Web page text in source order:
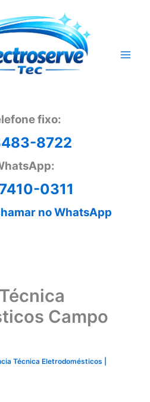
fixo:
8722
0311
no WhatsApp
Campo
Técnica Eletrodomésticos